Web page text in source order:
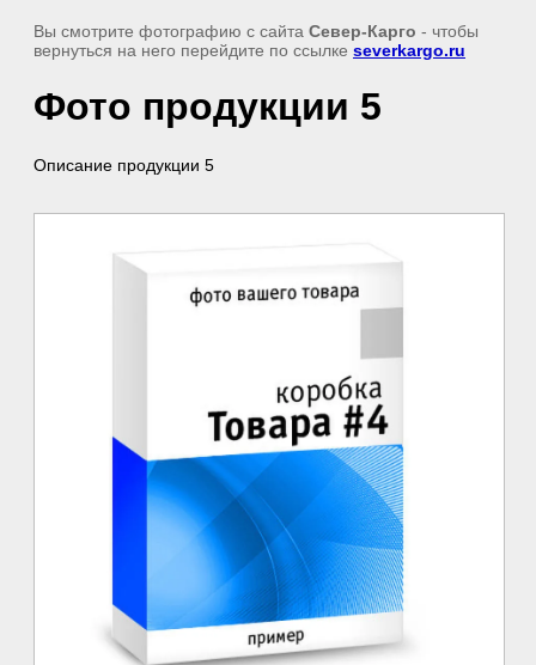
Вы смотрите фотографию с сайта Север-Карго - чтобы
вернуться на него перейдите по ссылке severkargo.ru
Фото продукции 5
Описание продукции 5